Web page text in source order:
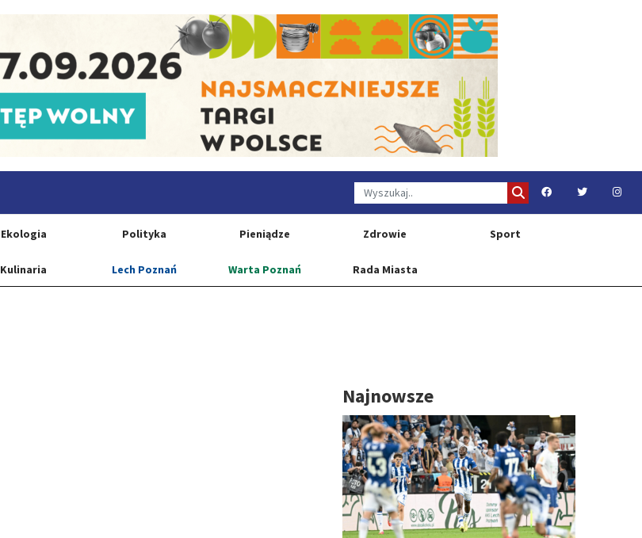
Ekologia Polityka Pieniądze Zdrowie Sport
Kulinaria Lech Poznań Warta Poznań Rada Miasta
Najnowsze